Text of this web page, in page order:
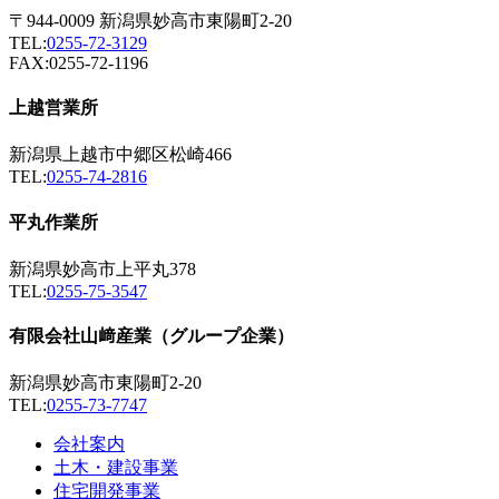
〒944-0009 新潟県妙高市東陽町2-20
TEL:0255-72-3129
FAX:0255-72-1196
上越営業所
新潟県上越市中郷区松崎466
TEL:0255-74-2816
平丸作業所
新潟県妙高市上平丸378
TEL:0255-75-3547
有限会社山﨑産業（グループ企業）
新潟県妙高市東陽町2-20
TEL:0255-73-7747
会社案内
土木・建設事業
住宅開発事業